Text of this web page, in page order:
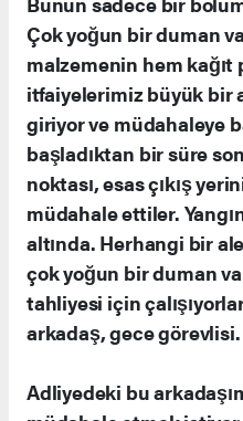
Çok yoğun bir duman
malzemenin hem kağıt
itfaiyelerimiz büyük bir
giriyor ve müdahaleye
başladıktan bir süre
noktası, esas çıkış
müdahale ettiler.
altında. Herhangi bir
çok yoğun bir duman
tahliyesi için
arkadaş, gece görevlisi.
Adliyedeki bu